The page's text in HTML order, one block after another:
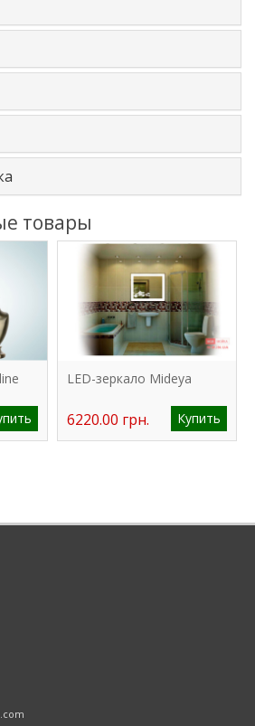
товары
LED-зеркало Mideya
6220.00 грн. Купить